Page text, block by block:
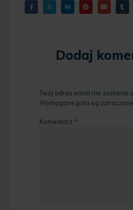
Dodaj
Twój adres email nie zostanie
Wymagane pola są oznaczone
Komentarz *